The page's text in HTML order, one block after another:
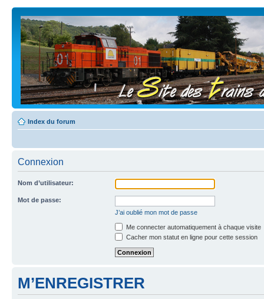
Index du forum
Connexion
Nom d’utilisateur:
Mot de passe:
J’ai oublié mon mot de passe
Me connecter automatiquement à chaque visite
Cacher mon statut en ligne pour cette session
M’ENREGISTRER